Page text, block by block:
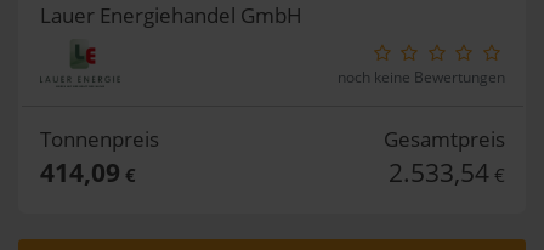
Lauer Energiehandel GmbH
noch keine Bewertungen
Tonnenpreis
414,09 €
Gesamtpreis
2.533,54 €